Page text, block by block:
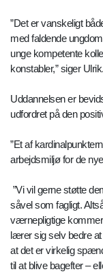
”Det er vanskeligt
med faldende
unge kompetente
konstabler,” siger Ulrik.
Uddannelsen er
udfordret på den
”Et af
arbejdsmiljø for de
”Vi vil gerne støtte
såvel som fagligt.
værnepligtige
lærer sig selv bedre at
at det er virkelig
til at blive bagefter –